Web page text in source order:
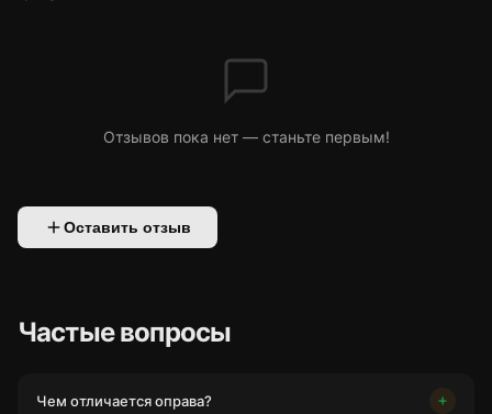
Отзывов пока нет — станьте первым!
Оставить отзыв
Частые вопросы
Чем отличается оправа?